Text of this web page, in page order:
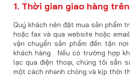
1. Thời gian giao hàng trên
Quý khách nên đặt mua sản phẩm
hoặc fax và qua website hoặc
vận chuyển sản phẩm đến tận
khách hàng . Nếu có trường hợp
lạc qua điện thoại, chúng tôi sẵn
một cách nhanh chóng và kịp thời